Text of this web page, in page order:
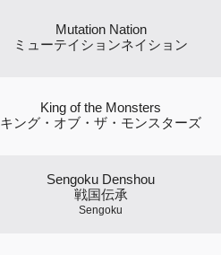
Mutation Nation
ミューテイションネイション
King of the Monsters
キング・オブ・ザ・モンスターズ
Sengoku Denshou
戦国伝承
Sengoku